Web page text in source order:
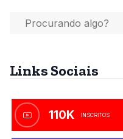
Links Sociais
110K INSCRITOS